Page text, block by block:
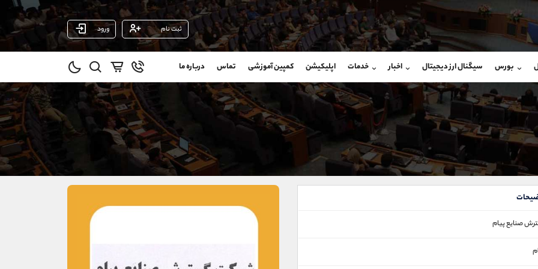
ثبت نام ورود
بورس سیگنال ارز دیجیتال اخبار خدمات اپلیکیشن کمپین آموزشی تماس درباره ما
صنايع پيام
شروع گفتگو
@Armteam_admin_103
103
شروع گفتگو
@Armteam_admin_por
داخلی 107
(یوسف فرخنده)
09194198792
واتساپ شروع گفتگو
تلگرام @Armteam_admin_33
021-22021030
90001030
@alireza.mehrabii